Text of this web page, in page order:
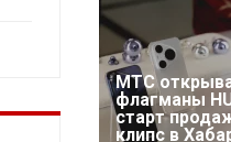
МТС
флагманы
старт
клипс в